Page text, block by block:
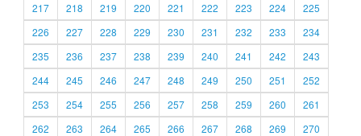
217
218 219 220 221 222 223 224
225
226
227 228 229 230 231 232 233
234
235
236 237 238 239 240 241 242
243
244
245 246 247 248 249 250 251
252
253
254 255 256 257 258 259 260
261
262
263 264 265 266 267 268 269
270